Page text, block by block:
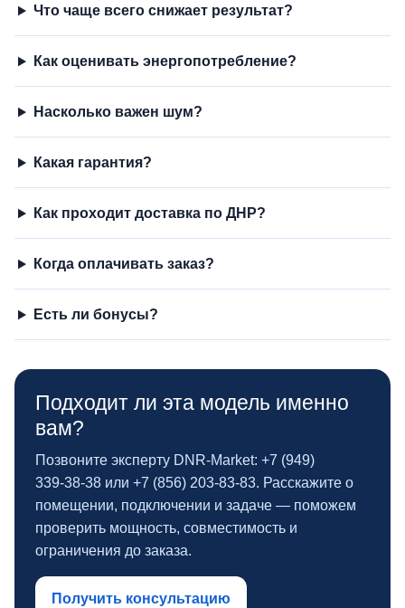
Что чаще всего снижает результат?
Как оценивать энергопотребление?
Насколько важен шум?
Какая гарантия?
Как проходит доставка по ДНР?
Когда оплачивать заказ?
Есть ли бонусы?
Подходит ли эта модель именно
вам?
Позвоните эксперту DNR‑Market: +7 (949)
339‑38‑38 или +7 (856) 203‑83‑83. Расскажите о
помещении, подключении и задаче — поможем
проверить мощность, совместимость и
ограничения до заказа.
Получить консультацию